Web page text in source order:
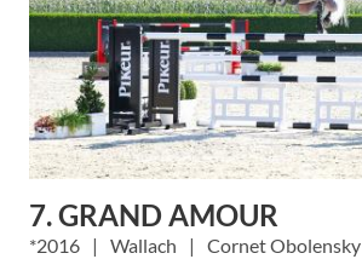
7. GRAND AMOUR
2016 Wallach Cornet Obolensky